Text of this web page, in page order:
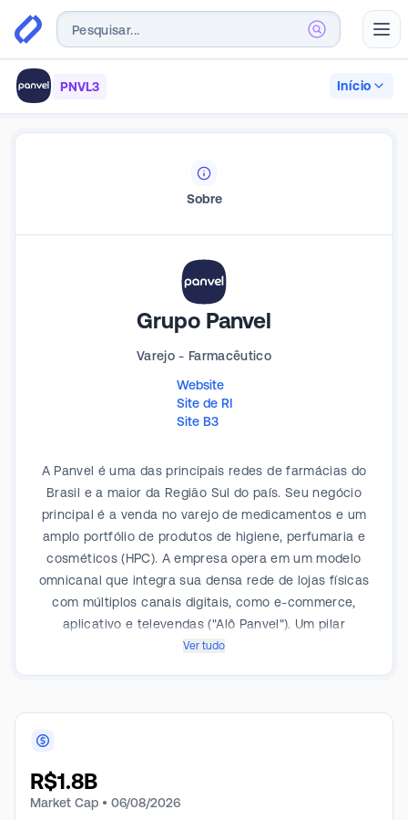
PNVL3 Início
Sobre
Grupo Panvel
Varejo - Farmacêutico
Website
Site de RI
Site B3
A Panvel é uma das principais redes de farmácias do
Brasil e a maior da Região Sul do país. Seu negócio
principal é a venda no varejo de medicamentos e um
amplo portfólio de produtos de higiene, perfumaria e
cosméticos (HPC). A empresa opera em um modelo
omnicanal que integra sua densa rede de lojas físicas
com múltiplos canais digitais, como e-commerce,
aplicativo e televendas ("Alô Panvel"). Um pilar
estratégico do seu modelo de negócio é a forte
importante diferencial competitivo e de rentabilidade.
Clinics", que oferecem serviços como vacinação e
exames clínicos em suas farmácias. A presença física
Ver tudo
R$1.8B
Market Cap • 06/08/2026